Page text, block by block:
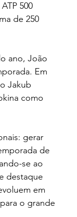
500
de 250
ano, João
Em
Jakub
como
gerar
de
se ao
destaque
em
o grande